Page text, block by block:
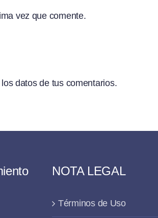
vez que comente.
datos de tus comentarios.
NOTA LEGAL
Términos de Uso